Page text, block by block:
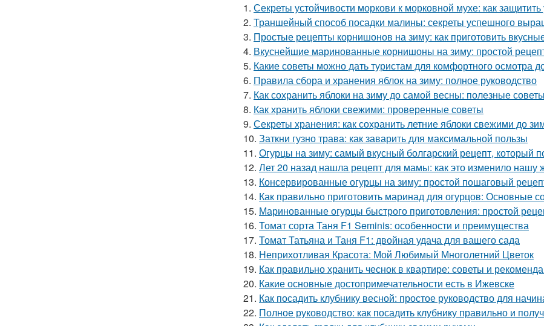
1. Секреты устойчивости моркови к морковной мухе: как
2. Траншейный способ посадки малины: секреты успешного
3. Простые рецепты корнишонов на зиму: как приготовить
4. Вкуснейшие маринованные корнишоны на зиму: простой
5. Какие советы можно дать туристам для комфортного осмотра
6. Правила сбора и хранения яблок на зиму: полное руководство
7. Как сохранить яблоки на зиму до самой весны: полезные
8. Как хранить яблоки свежими: проверенные советы
9. Секреты хранения: как сохранить летние яблоки свежими до
10. Заткни гузно трава: как заварить для максимальной пользы
11. Огурцы на зиму: самый вкусный болгарский рецепт, который
12. Лет 20 назад нашла рецепт для мамы: как это изменило нашу
13. Консервированные огурцы на зиму: простой пошаговый
14. Как правильно приготовить маринад для огурцов: Основные
15. Маринованные огурцы быстрого приготовления: простой
16. Томат сорта Таня F1 Seminis: особенности и преимущества
17. Томат Татьяна и Таня F1: двойная удача для вашего сада
18. Неприхотливая Красота: Мой Любимый Многолетний Цветок
19. Как правильно хранить чеснок в квартире: советы и
20. Какие основные достопримечательности есть в Ижевске
21. Как посадить клубнику весной: простое руководство для
22. Полное руководство: как посадить клубнику правильно и